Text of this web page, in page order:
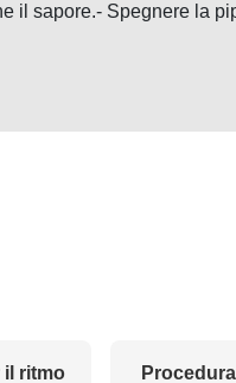
il sapore.- Spegnere la
il ritmo